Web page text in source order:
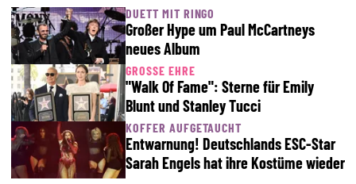
DUETT MIT RINGO
Großer Hype um Paul McCartneys
neues Album
GROSSE EHRE
"Walk Of Fame": Sterne für Emily
Blunt und Stanley Tucci
KOFFER AUFGETAUCHT
Entwarnung! Deutschlands ESC-Star
Sarah Engels hat ihre Kostüme wieder